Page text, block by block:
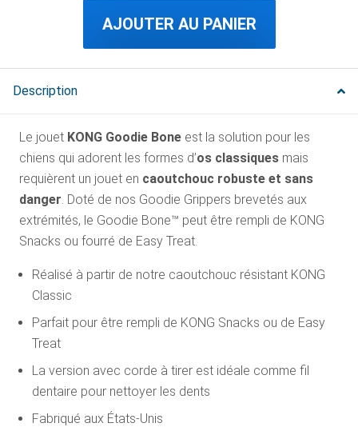
AJOUTER AU PANIER
Description
Le jouet KONG Goodie Bone est la solution pour les
chiens qui adorent les formes d’os classiques mais
requièrent un jouet en caoutchouc robuste et sans
danger. Doté de nos Goodie Grippers brevetés aux
extrémités, le Goodie Bone™ peut être rempli de KONG
Snacks ou fourré de Easy Treat.
Réalisé à partir de notre caoutchouc résistant KONG
Classic
Parfait pour être rempli de KONG Snacks ou de Easy
Treat
La version avec corde à tirer est idéale comme fil
dentaire pour nettoyer les dents
Fabriqué aux États-Unis